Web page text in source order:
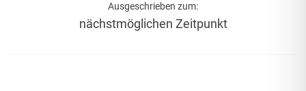
Ausgeschrieben zum:
nächstmöglichen Zeitpunkt